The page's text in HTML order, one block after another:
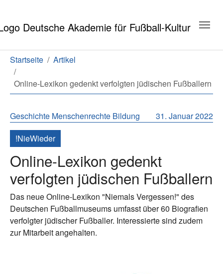
Sie sind hier:
Startseite Artikel
Online-Lexikon gedenkt verfolgten jüdischen Fußballern
31. Januar 2022
Geschichte Menschenrechte Bildung
!NieWieder
Online-Lexikon gedenkt
verfolgten jüdischen Fußballern
Das neue Online-Lexikon "Niemals Vergessen!" des
Deutschen Fußballmuseums umfasst über 60 Biografien
verfolgter jüdischer Fußballer. Interessierte sind zudem
zur Mitarbeit angehalten.